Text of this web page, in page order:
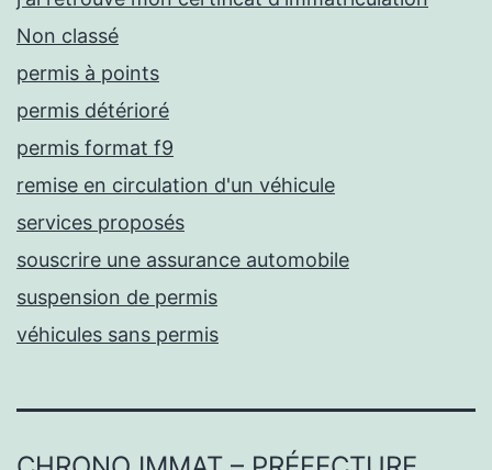
Non classé
permis à points
permis détérioré
permis format f9
remise en circulation d'un véhicule
services proposés
souscrire une assurance automobile
suspension de permis
véhicules sans permis